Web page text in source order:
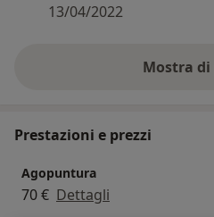
13/04/2022
Prestazioni e prezzi
Agopuntura
70 € Dettagli